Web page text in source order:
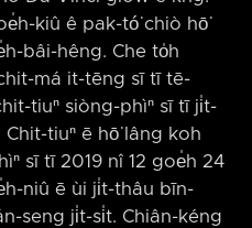
kiû ê pak-tó͘ chiò hō͘
bâi-hêng. Che to̍h
má it-tēng sī tī tē-
tiuⁿ siòng-phìⁿ sī tī ji̍t-
tiuⁿ ē hō͘ lâng koh
sī tī 2019 nî 12 goe̍h 24
niû ē ùi ji̍t-thâu bīn-
seng ji̍t-si̍t. Chiân-kéng